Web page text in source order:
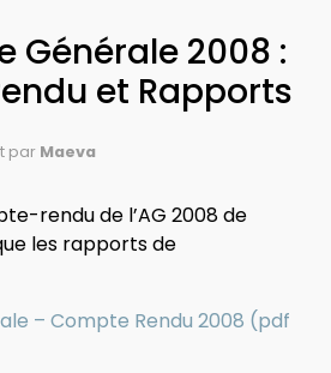
Générale 2008 :
et Rapports
par Maeva
rendu de l’AG 2008 de
les rapports de
– Compte Rendu 2008 (pdf